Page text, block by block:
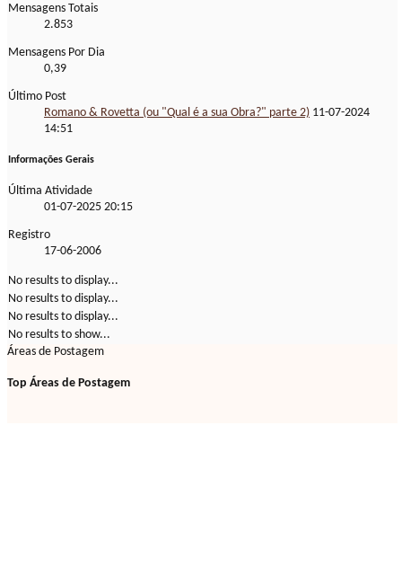
Mensagens Totais
2.853
Mensagens Por Dia
0,39
Último Post
Romano & Rovetta (ou "Qual é a sua Obra?" parte 2) 11-07-2024
14:51
Informações Gerais
Última Atividade
01-07-2025 20:15
Registro
17-06-2006
No results to display...
No results to display...
No results to display...
No results to show...
Áreas de Postagem
Top Áreas de Postagem